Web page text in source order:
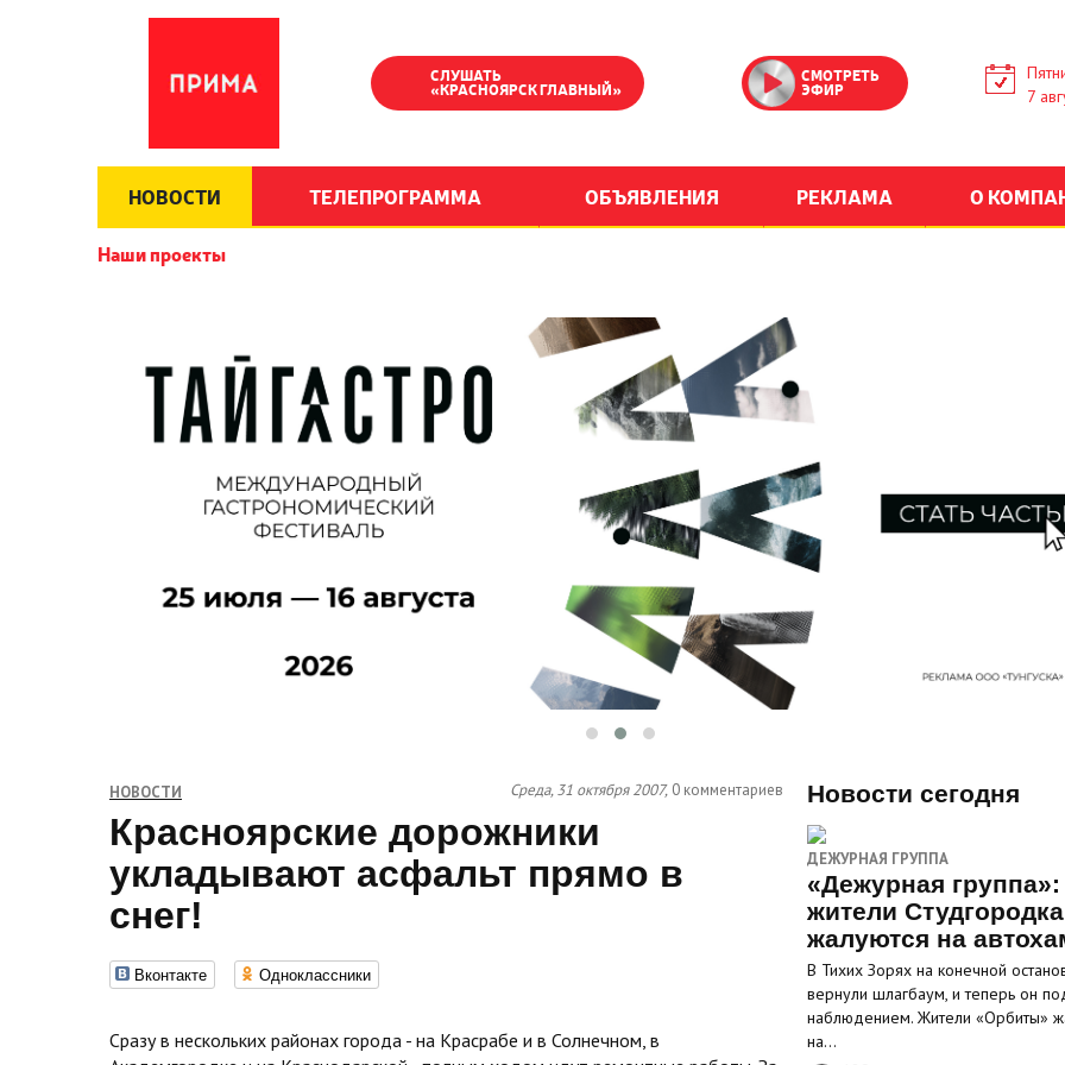
СЛУШАТЬ
«КРАСНОЯРСК ГЛАВНЫЙ»
СМОТРЕТЬ
ЭФИР
7
НОВОСТИ ТЕЛЕПРОГРАММА ОБЪЯВЛЕНИЯ РЕКЛАМА О
Наши проекты
НОВОСТИ Среда, 31 октября 2007, 0 комментариев
Красноярские дорожники
укладывают асфальт прямо в
снег!
Вконтакте Одноклассники
Сразу в нескольких районах города - на Красрабе и в Солнечном, в
Новости сегодня
ДЕЖУРНАЯ ГРУППА
«Дежурная группа»:
жители Студгородка
жалуются на
В Тихих Зорях на конечной
вернули шлагбаум, и теперь он
наблюдением. Жители «Орбиты»
на…